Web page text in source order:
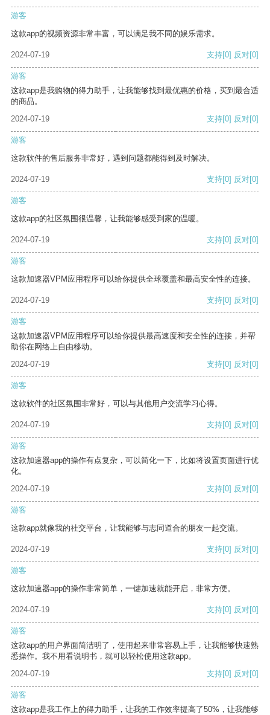
游客
这款app的视频资源非常丰富，可以满足我不同的娱乐需求。
2024-07-19 支持[0] 反对[0]
游客
这款app是我购物的得力助手，让我能够找到最优惠的价格，买到最合适
的商品。
2024-07-19
支持[0] 反对[0]
游客
这款软件的售后服务非常好，遇到问题都能得到及时解决。
2024-07-19 支持[0] 反对[0]
游客
这款app的社区氛围很温馨，让我能够感受到家的温暖。
2024-07-19 支持[0] 反对[0]
游客
这款加速器VPM应用程序可以给你提供全球覆盖和最高安全性的连接。
2024-07-19 支持[0] 反对[0]
游客
这款加速器VPM应用程序可以给你提供最高速度和安全性的连接，并帮
助你在网络上自由移动。
2024-07-19
支持[0] 反对[0]
游客
这款软件的社区氛围非常好，可以与其他用户交流学习心得。
2024-07-19 支持[0] 反对[0]
游客
这款加速器app的操作有点复杂，可以简化一下，比如将设置页面进行优
化。
2024-07-19
支持[0] 反对[0]
游客
这款app就像我的社交平台，让我能够与志同道合的朋友一起交流。
2024-07-19 支持[0] 反对[0]
游客
这款加速器app的操作非常简单，一键加速就能开启，非常方便。
2024-07-19 支持[0] 反对[0]
游客
这款app的用户界面简洁明了，使用起来非常容易上手，让我能够快速熟
悉操作。我不用看说明书，就可以轻松使用这款app。
2024-07-19
支持[0] 反对[0]
游客
这款app是我工作上的得力助手，让我的工作效率提高了50%，让我能够